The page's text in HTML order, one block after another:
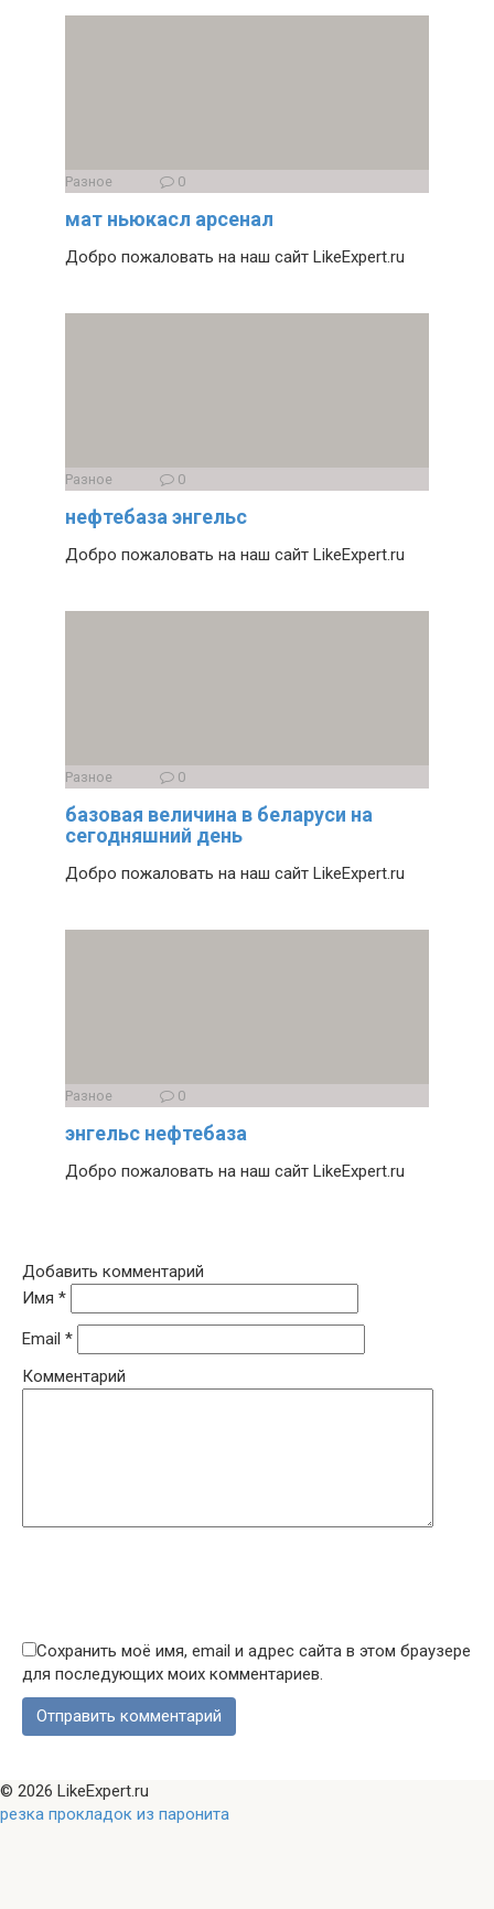
Разное 0
мат ньюкасл арсенал
Добро пожаловать на наш сайт LikeExpert.ru
Разное 0
нефтебаза энгельс
Добро пожаловать на наш сайт LikeExpert.ru
Разное 0
базовая величина в беларуси на
сегодняшний день
Добро пожаловать на наш сайт LikeExpert.ru
Разное 0
энгельс нефтебаза
Добро пожаловать на наш сайт LikeExpert.ru
Добавить комментарий
Имя *
Email *
Комментарий
Сохранить моё имя, email и адрес сайта в этом браузере
для последующих моих комментариев.
© 2026 LikeExpert.ru
резка прокладок из паронита